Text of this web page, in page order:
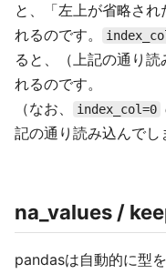
と、「左上が省略さ
れるのです。
ると、（上記の通り読
れるのです。
（なお、
index_col=0
記の通り読み込んでし
na_values /
pandasは自動的に型